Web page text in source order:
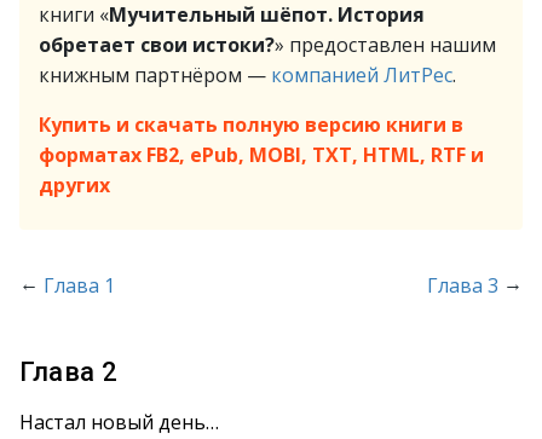
книги «Мучительный шёпот. История
обретает свои истоки?» предоставлен нашим
книжным партнёром — компанией ЛитРес.
Купить и скачать полную версию книги в
форматах FB2, ePub, MOBI, TXT, HTML, RTF и
других
← Глава 1 Глава 3 →
Глава 2
Настал новый день…